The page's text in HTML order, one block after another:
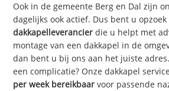
Ook in de gemeente Berg en Dal zijn
dagelijks ook actief. Dus bent u
dakkapelleverancier die u helpt met
montage van een dakkapel in de
dan bent u bij ons aan het juiste
een complicatie? Onze dakkapel
per week bereikbaar voor passende